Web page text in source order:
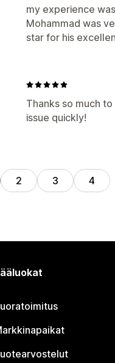
my experience
Mohammad was
star for his
Thanks so much
issue quickly!
2 3 4